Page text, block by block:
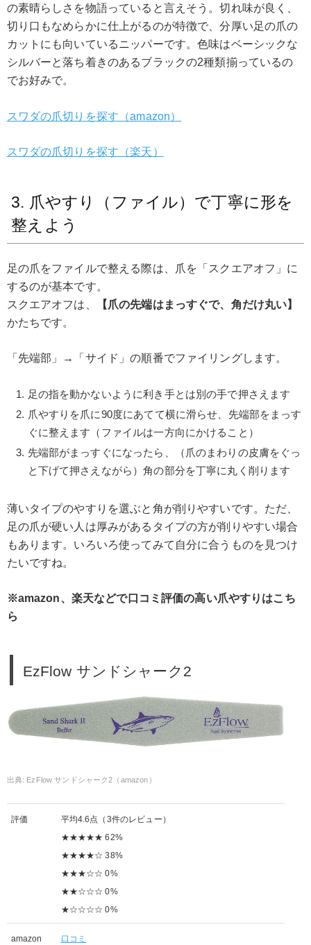
の素晴らしさを物語っていると言えそう。切れ味が良く、
切り口もなめらかに仕上がるのが特徴で、分厚い足の爪の
カットにも向いているニッパーです。色味はベーシックな
シルバーと落ち着きのあるブラックの2種類揃っているの
でお好みで。
スワダの爪切りを探す（amazon）
スワダの爪切りを探す（楽天）
3. 爪やすり（ファイル）で丁寧に形を
整えよう
足の爪をファイルで整える際は、爪を「スクエアオフ」に
するのが基本です。
スクエアオフは、
【爪の先端はまっすぐで、角だけ丸い】
かたちです。
「先端部」→「サイド」の順番でファイリングします。
足の指を動かないように利き手とは別の手で押さえます
爪やすりを爪に90度にあてて横に滑らせ、先端部をまっす
ぐに整えます（ファイルは一方向にかけること）
先端部がまっすぐになったら、（爪のまわりの皮膚をぐっ
と下げて押さえながら）角の部分を丁寧に丸く削ります
薄いタイプのやすりを選ぶと角が削りやすいです。ただ、
足の爪が硬い人は厚みがあるタイプの方が削りやすい場合
もあります。いろいろ使ってみて自分に合うものを見つけ
たいですね。
※amazon、楽天などで口コミ評価の高い爪やすりはこち
ら
EzFlow サンドシャーク2
EzFlow サンドシャーク2（amazon）
評価
平均4.6点（3件のレビュー）
★★★★★ 62%
★★★★☆ 38%
★★★☆☆ 0%
★★☆☆☆ 0%
★☆☆☆☆ 0%
amazon 口コミ